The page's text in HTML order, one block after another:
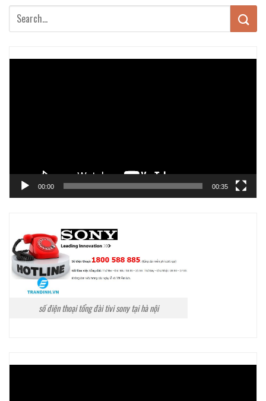
00:00 00:35
số điện thoại tổng đài tivi sony tại hà nội